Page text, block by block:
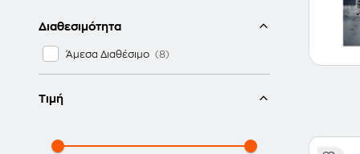
Διαθεσιμότητα
Άμεσα Διαθέσιμο
Τιμή